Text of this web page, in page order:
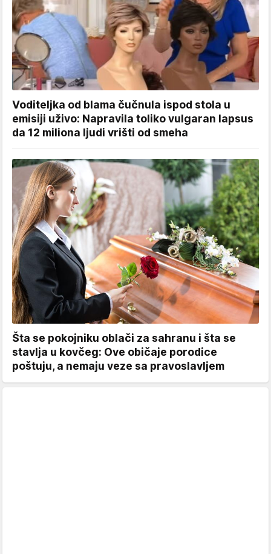
Voditeljka od blama čučnula ispod stola u
emisiji uživo: Napravila toliko vulgaran lapsus
da 12 miliona ljudi vrišti od smeha
Šta se pokojniku oblači za sahranu i šta se
stavlja u kovčeg: Ove običaje porodice
poštuju, a nemaju veze sa pravoslavljem